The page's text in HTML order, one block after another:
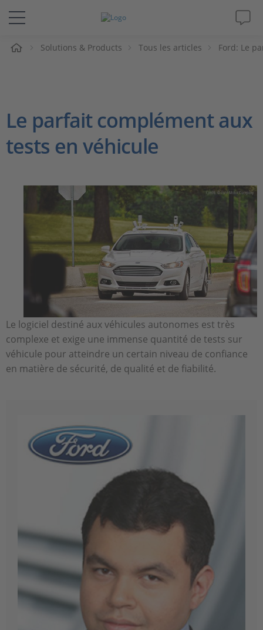
Solutions & Produits
Magazine
Société
Carrières
Solutions & Products Tous les articles Ford: Le
Le parfait complément aux
tests en véhicule
Le logiciel destiné aux véhicules autonomes est très
complexe et exige une immense quantité de tests sur
véhicule pour atteindre un certain niveau de confiance
en matière de sécurité, de qualité et de fiabilité.